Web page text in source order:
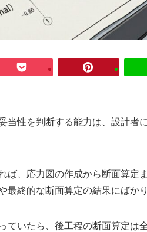
当性を判断する能力は、設計者
、応力図の作成から断面算定
終的な断面算定の結果にばか
いたら、後工程の断面算定は